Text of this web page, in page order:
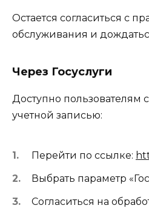
Остается согласиться с
обслуживания и
Через Госуслуги
Доступно пользователям
учетной записью:
Перейти по ссылке:
Выбрать параметр
Согласиться на